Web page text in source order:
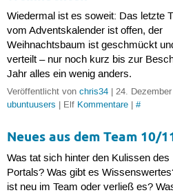
Wiedermal ist es soweit: Das letzte
vom Adventskalender ist offen, der
Weihnachtsbaum ist geschmückt
verteilt – nur noch kurz bis zur
Jahr alles ein wenig anders.
Veröffentlicht von chris34| 24. Dezember
ubuntuusers | Elf Kommentare| #
Neues aus dem Team 10/
Was tat sich hinter den Kulissen des
Portals? Was gibt es
ist neu im Team oder verließ es?